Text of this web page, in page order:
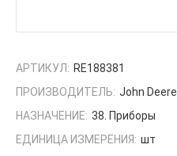
АРТИКУЛ: RE188381
ПРОИЗВОДИТЕЛЬ: John Deere
НАЗНАЧЕНИЕ: 38. Приборы
ЕДИНИЦА ИЗМЕРЕНИЯ: шт